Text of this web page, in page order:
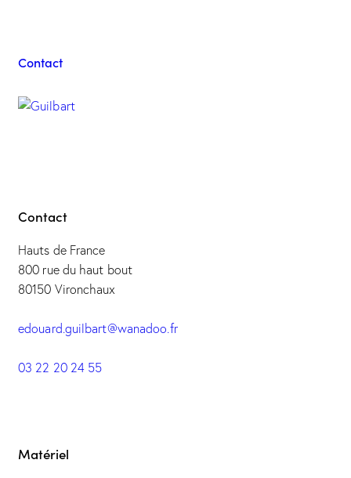
Contact
Contact
Hauts de France
800 rue du haut bout
80150 Vironchaux
edouard.guilbart@wanadoo.fr
03 22 20 24 55
Matériel